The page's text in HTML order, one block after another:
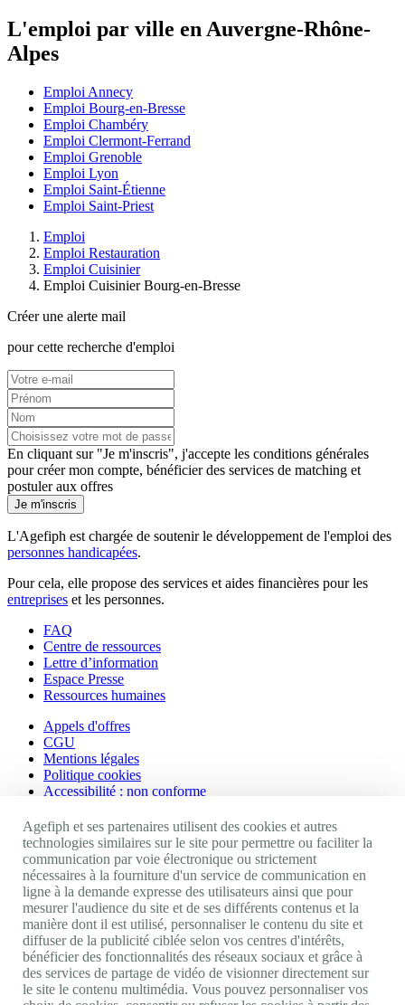
L'emploi par ville en Auvergne-Rhône-
Alpes
Emploi Annecy
Emploi Bourg-en-Bresse
Emploi Chambéry
Emploi Clermont-Ferrand
Emploi Grenoble
Emploi Lyon
Emploi Saint-Étienne
Emploi Saint-Priest
Emploi
Emploi Restauration
Emploi Cuisinier
Emploi Cuisinier Bourg-en-Bresse
Créer une alerte mail
pour cette recherche d'emploi
En cliquant sur "Je m'inscris", j'accepte les conditions générales
pour créer mon compte, bénéficier des services de matching et
postuler aux offres
Je m'inscris
L'Agefiph est chargée de soutenir le développement de l'emploi des
personnes handicapées.
Pour cela, elle propose des services et aides financières pour les
entreprises et les personnes.
FAQ
Centre de ressources
Lettre d’information
Espace Presse
Ressources humaines
Appels d'offres
CGU
Mentions légales
Politique cookies
Accessibilité : non conforme
Nos autres sites
Site portail Agefiph
Activateur de progrès
Handinnov
Innovation et recherche
Université du RRH
Service AppuiPro
Nous suivre
Agefiph et ses partenaires utilisent des cookies et autres
technologies similaires sur le site pour permettre ou faciliter la
communication par voie électronique ou strictement
nécessaires à la fourniture d'un service de communication en
ligne à la demande expresse des utilisateurs ainsi que pour
mesurer l'audience du site et de ses différents contenus et la
manière dont il est utilisé, personnaliser le contenu du site et
diffuser de la publicité ciblée selon vos centres d'intérêts,
bénéficier des fonctionnalités des réseaux sociaux et grâce à
des services de partage de vidéo de visionner directement sur
le site le contenu multimédia. Vous pouvez personnaliser vos